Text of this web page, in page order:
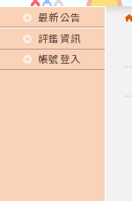
最新公告
評鑑資訊
帳號登入